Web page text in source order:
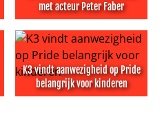
en Lieske nog samen’
met acteur Peter Faber
NPO herhaalt twee
K3 vindt aanwezigheid op Pride
belangrijk voor kinderen